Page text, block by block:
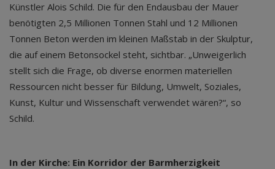
Künstler Alois Schild. Die für den Endausbau der Mauer
benötigten 2,5 Millionen Tonnen Stahl und 12 Millionen
Tonnen Beton werden im kleinen Maßstab in der Skulptur,
die auf einem Betonsockel steht, sichtbar. „Unweigerlich
stellt sich die Frage, ob diverse enormen materiellen
Ressourcen nicht besser für Bildung, Umwelt, Soziales,
Kunst, Kultur und Wissenschaft verwendet wären?“, so
Schild.
In der Kirche: Ein Korridor der Barmherzigkeit